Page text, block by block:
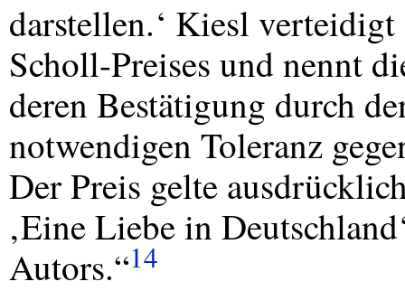
darstellen.‘ Kiesl verteidigt
Scholl-Preises und nennt
deren Bestätigung durch
notwendigen Toleranz
Der Preis gelte
‚Eine Liebe in
Autors.“14